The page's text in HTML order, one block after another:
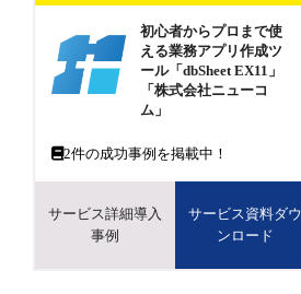
初心者からプロまで使
える業務アプリ作成ツ
ール「dbSheet EX11」
「株式会社ニューコ
ム」
2件の成功事例を掲載中！
サービス詳細導入
事例
サービス資料ダウ
ンロード